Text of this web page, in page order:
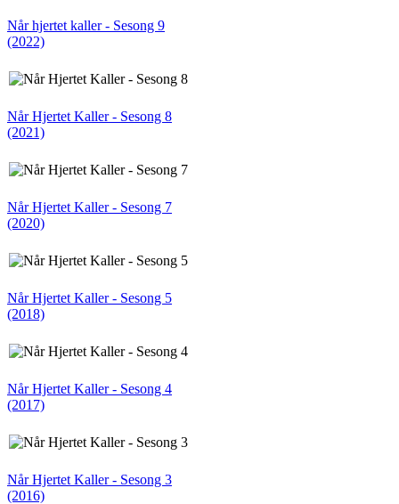
Når hjertet kaller - Sesong 9
(2022)
Når Hjertet Kaller - Sesong 8
(2021)
Når Hjertet Kaller - Sesong 7
(2020)
Når Hjertet Kaller - Sesong 5
(2018)
Når Hjertet Kaller - Sesong 4
(2017)
Når Hjertet Kaller - Sesong 3
(2016)